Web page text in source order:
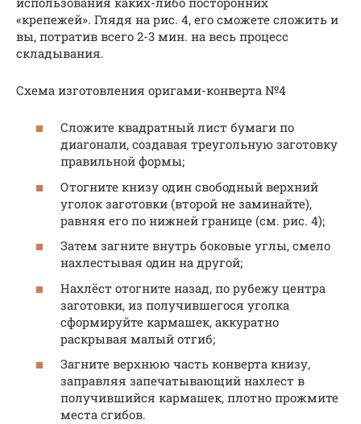
«крепежей». Глядя на рис. 4, его сможете сложить и
вы, потратив всего 2-3 мин. на весь процесс
складывания.
Схема изготовления оригами-конверта №4
Сложите квадратный лист бумаги по
диагонали, создавая треугольную заготовку
правильной формы;
Отогните книзу один свободный верхний
уголок заготовки (второй не заминайте),
равняя его по нижней границе (см. рис. 4);
Затем загните внутрь боковые углы, смело
нахлестывая один на другой;
Нахлёст отогните назад, по рубежу центра
заготовки, из получившегося уголка
сформируйте кармашек, аккуратно
раскрывая малый отгиб;
Загните верхнюю часть конверта книзу,
заправляя запечатывающий нахлест в
получившийся кармашек, плотно прожмите
места сгибов.